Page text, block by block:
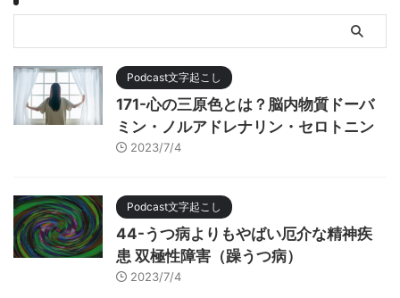
Podcast文字起こし
171-心の三原色とは？脳内物質ドーバ
ミン・ノルアドレナリン・セロトニン
2023/7/4
Podcast文字起こし
44-うつ病よりもやばい厄介な精神疾
患 双極性障害（躁うつ病）
2023/7/4